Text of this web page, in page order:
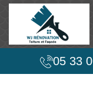
05 33